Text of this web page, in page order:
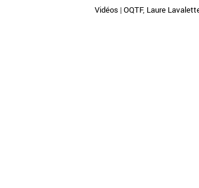
Vidéos | OQTF, Laure